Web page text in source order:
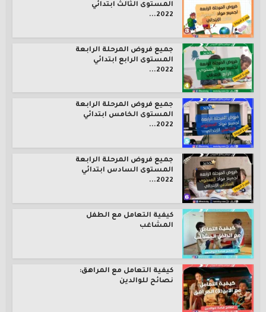
المستوى الثالث ابتدائي
2022...
جميع فروض المرحلة الرابعة
المستوى الرابع ابتدائي
2022...
جميع فروض المرحلة الرابعة
المستوى الخامس ابتدائي
2022...
جميع فروض المرحلة الرابعة
المستوى السادس ابتدائي
2022...
كيفية التعامل مع الطفل
المشاغب
كيفية التعامل مع المراهق:
نصائح للوالدين